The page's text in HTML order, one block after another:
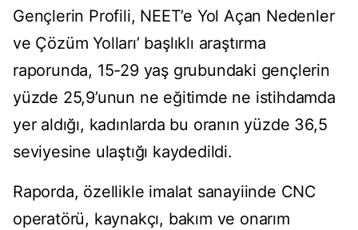
Gençlerin Profili, NEET’e Yol Açan Nedenler
ve Çözüm Yolları’ başlıklı araştırma
raporunda, 15-29 yaş grubundaki gençlerin
yüzde 25,9’unun ne eğitimde ne istihdamda
yer aldığı, kadınlarda bu oranın yüzde 36,5
seviyesine ulaştığı kaydedildi.
Raporda, özellikle imalat sanayiinde CNC
operatörü, kaynakçı, bakım ve onarım